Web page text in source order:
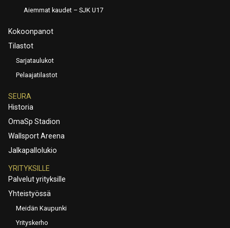
Aiemmat kaudet – SJK U17
Kokoonpanot
Tilastot
Sarjataulukot
Pelaajatilastot
SEURA
Historia
OmaSp Stadion
Wallsport Areena
Jalkapallolukio
YRITYKSILLE
Palvelut yrityksille
Yhteistyössä
Meidän Kaupunki
Yrityskerho